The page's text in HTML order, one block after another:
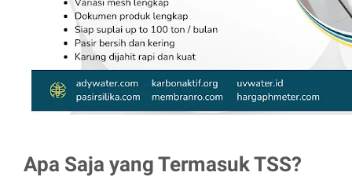
Apa Saja yang Termasuk TSS?